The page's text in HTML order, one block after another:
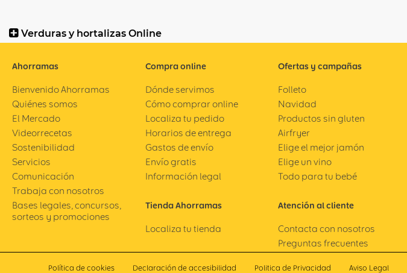
Verduras y hortalizas Online
Ahorramas
Bienvenido Ahorramas
Quiénes somos
El Mercado
Videorrecetas
Sostenibilidad
Servicios
Comunicación
Trabaja con nosotros
Bases legales, concursos,
sorteos y promociones
Compra online
Dónde servimos
Cómo comprar online
Localiza tu pedido
Horarios de entrega
Gastos de envío
Envío gratis
Información legal
Tienda Ahorramas
Localiza tu tienda
Ofertas y campañas
Folleto
Navidad
Productos sin gluten
Airfryer
Elige el mejor jamón
Elige un vino
Todo para tu bebé
Atención al cliente
Contacta con nosotros
Preguntas frecuentes
Política de cookies Declaración de accesibilidad Politica de Privacidad Aviso Legal